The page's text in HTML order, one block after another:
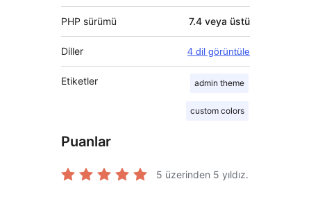
PHP sürümü 7.4 veya üstü
Diller 4 dil görüntüle
Etiketler admin theme
custom colors
Puanlar
5 üzerinden 5 yıldız.